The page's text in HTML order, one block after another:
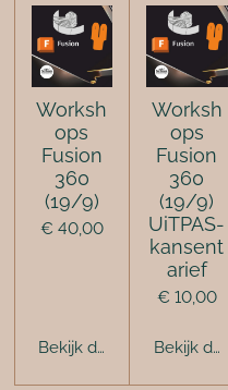
Worksh
ops
Fusion
360
(19/9)
€ 40,00
Bekijk details
Worksh
ops
Fusion
360
(19/9)
UiTPAS-
kansent
arief
€ 10,00
Bekijk